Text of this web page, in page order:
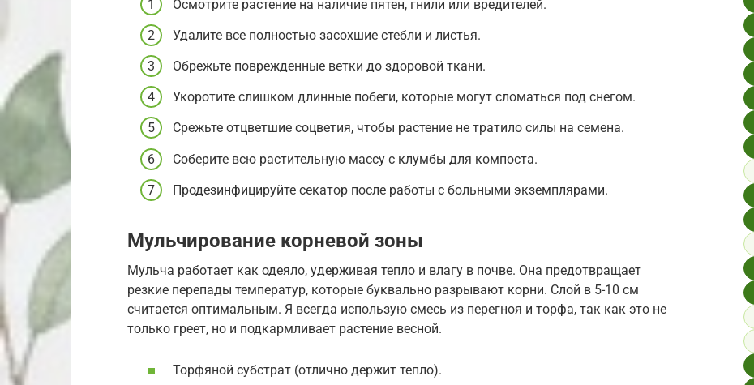
Осмотрите растение на наличие пятен, гнили или вредителей.
Удалите все полностью засохшие стебли и листья.
Обрежьте поврежденные ветки до здоровой ткани.
Укоротите слишком длинные побеги, которые могут сломаться под снегом.
Срежьте отцветшие соцветия, чтобы растение не тратило силы на семена.
Соберите всю растительную массу с клумбы для компоста.
Продезинфицируйте секатор после работы с больными экземплярами.
Мульчирование корневой зоны
Мульча работает как одеяло, удерживая тепло и влагу в почве. Она предотвращает
резкие перепады температур, которые буквально разрывают корни. Слой в 5-10 см
считается оптимальным. Я всегда использую смесь из перегноя и торфа, так как это не
только греет, но и подкармливает растение весной.
Торфяной субстрат (отлично держит тепло).